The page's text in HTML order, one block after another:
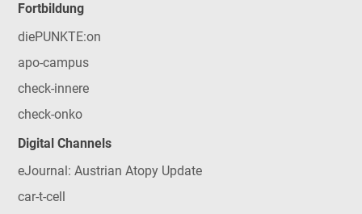
Fortbildung
diePUNKTE:on
apo-campus
check-innere
check-onko
Digital Channels
eJournal: Austrian Atopy Update
car-t-cell